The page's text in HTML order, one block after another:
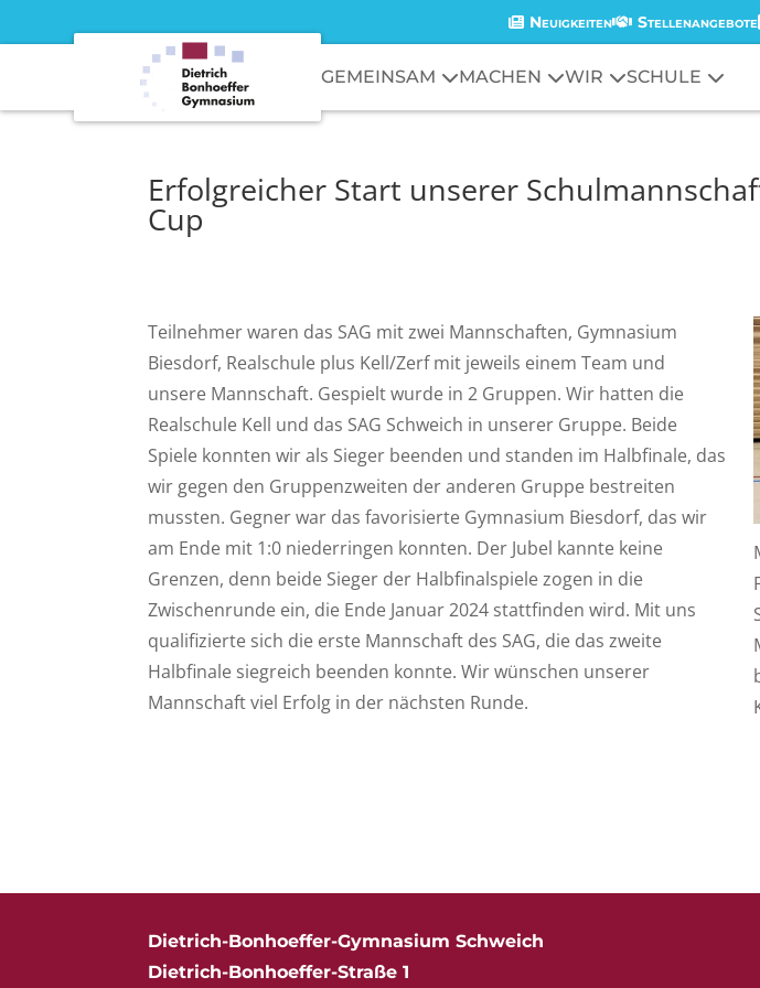
Neuigkeiten Stellenangebote
GEMEINSAM MACHEN WIR SCHULE
Erfolgreicher Start unserer
Cup
Teilnehmer waren das SAG mit zwei Mannschaften, Gymnasium
Biesdorf, Realschule plus Kell/Zerf mit jeweils einem Team und
unsere Mannschaft. Gespielt wurde in 2 Gruppen. Wir hatten die
Realschule Kell und das SAG Schweich in unserer Gruppe. Beide
Spiele konnten wir als Sieger beenden und standen im Halbfinale, das
wir gegen den Gruppenzweiten der anderen Gruppe bestreiten
mussten. Gegner war das favorisierte Gymnasium Biesdorf, das wir
am Ende mit 1:0 niederringen konnten. Der Jubel kannte keine
Grenzen, denn beide Sieger der Halbfinalspiele zogen in die
Zwischenrunde ein, die Ende Januar 2024 stattfinden wird. Mit uns
qualifizierte sich die erste Mannschaft des SAG, die das zweite
Halbfinale siegreich beenden konnte. Wir wünschen unserer
Mannschaft viel Erfolg in der nächsten Runde.
Dietrich-Bonhoeffer-Gymnasium Schweich
Dietrich-Bonhoeffer-Straße 1